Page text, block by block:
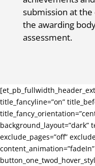
submission at
the awarding
assessment.
title_fancyline=”on”
background_layout=”dark”
exclude_pages=”off”